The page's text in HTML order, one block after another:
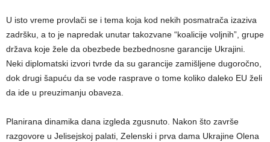
U isto vreme provlači se i tema koja kod nekih posmatrača izaziva
zadršku, a to je napredak unutar takozvane “koalicije voljnih”, grupe
država koje žele da obezbede bezbednosne garancije Ukrajini.
Neki diplomatski izvori tvrde da su garancije zamišljene dugoročno,
dok drugi šapuću da se vode rasprave o tome koliko daleko EU želi
da ide u preuzimanju obaveza.
Planirana dinamika dana izgleda zgusnuto. Nakon što završe
razgovore u Jelisejskoj palati, Zelenski i prva dama Ukrajine Olena